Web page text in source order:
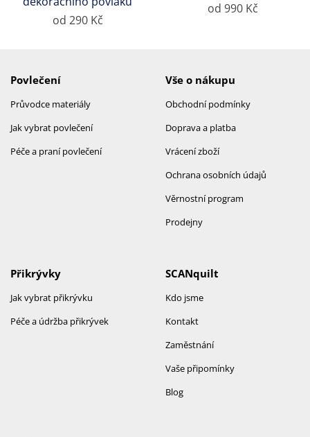
od 290 Kč
od 990 Kč
Povlečení
Průvodce materiály
Jak vybrat povlečení
Péče a praní povlečení
Vše o nákupu
Obchodní podmínky
Doprava a platba
Vrácení zboží
Ochrana osobních údajů
Věrnostní program
Prodejny
SCANquilt
Kdo jsme
Kontakt
Zaměstnání
Vaše připomínky
Blog
Přikrývky
Jak vybrat přikrývku
Péče a údržba přikrývek